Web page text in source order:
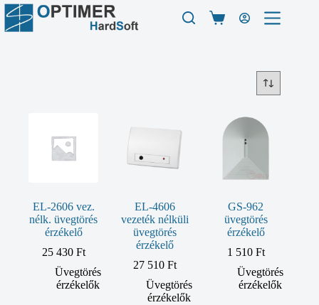
Skip
to
content
Shopping
EL-2606 vez.
nélk. üvegtörés
érzékelő
25 430 Ft
Üvegtörés
érzékelők
EL-4606
vezeték nélküli
üvegtörés
érzékelő
27 510 Ft
Üvegtörés
érzékelők
GS-962
üvegtörés
érzékelő
1 510 Ft
Üvegtörés
érzékelők